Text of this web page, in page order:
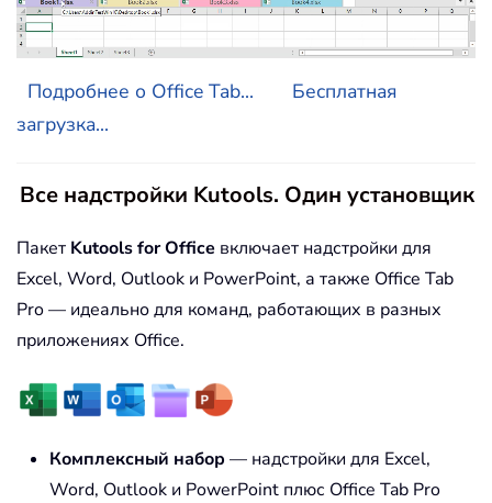
Подробнее о Office Tab...
Бесплатная
загрузка...
Все надстройки Kutools. Один установщик
Пакет Kutools for Office включает надстройки для
Excel, Word, Outlook и PowerPoint, а также Office Tab
Pro — идеально для команд, работающих в разных
приложениях Office.
Комплексный набор — надстройки для Excel,
Word, Outlook и PowerPoint плюс Office Tab Pro